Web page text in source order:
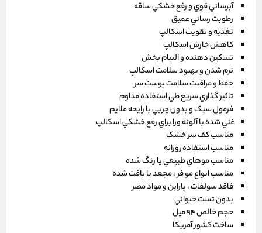
آبرساني قوي و‌ رفع خشکي ساقه
رطوبت رساني عميق
تغذيه و ‌تقويت اسکالپ
کاهش خارش اسکالپ
تسکين دهنده و التيام بخش
نرم شدن و‌ بهبود سلامت اسکالپ
حفظ و مراقبت سلامت پوست سر
تاثير گذاري سريع طي استفاده مداوم
فرمول سبک و‌ بدون چربي با رايحه ملايم
غني شده با آلوئه ورا براي رفع خشکي اسکالپ
مناسب کف سر خشک
مناسب استفاده روزانه
مناسب موهاي طبيعي يا رنگ شده
مناسب انواع مو فر ، مجعد يا بافت شده
فاقد سولفات ، پارابن و مواد مضر
بدون تست حيواني
حجم خالص 94 ميل
ساخت کشور آمريکا